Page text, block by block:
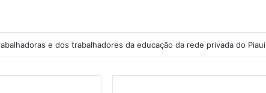
e dos trabalhadores da educação da rede privada do Piauí